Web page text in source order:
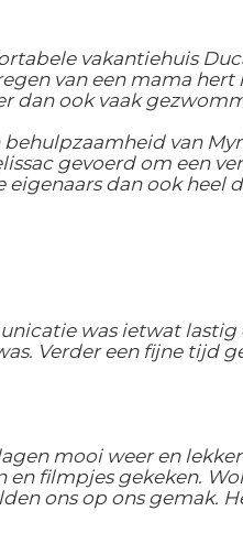
vakantiehuis
van een mama
ook vaak
van
gevoerd om een
dan ook heel
was ietwat
Verder een fijne tijd
mooi weer en
filmpjes gekeken.
ons op ons gemak.